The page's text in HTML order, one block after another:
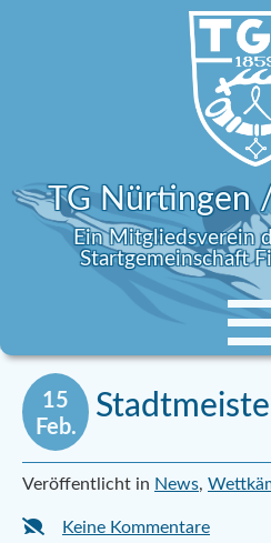
TG Nürtingen
Ein Mitgliedsverein
Startgemeinschaft
15
Feb.
Veröffentlicht in News,
Keine Kommentare